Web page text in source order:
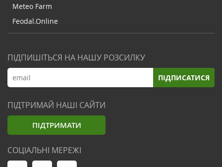
Meteo Farm
Feodal.Online
ПІДПИШІТЬСЯ НА НАШУ РОЗСИЛКУ
ПІДПИСАТИСЯ
ПІДТРИМАЙ НАШІ САЙТИ
ПІДТРИМАТИ
СОЦІАЛЬНІ МЕРЕЖІ